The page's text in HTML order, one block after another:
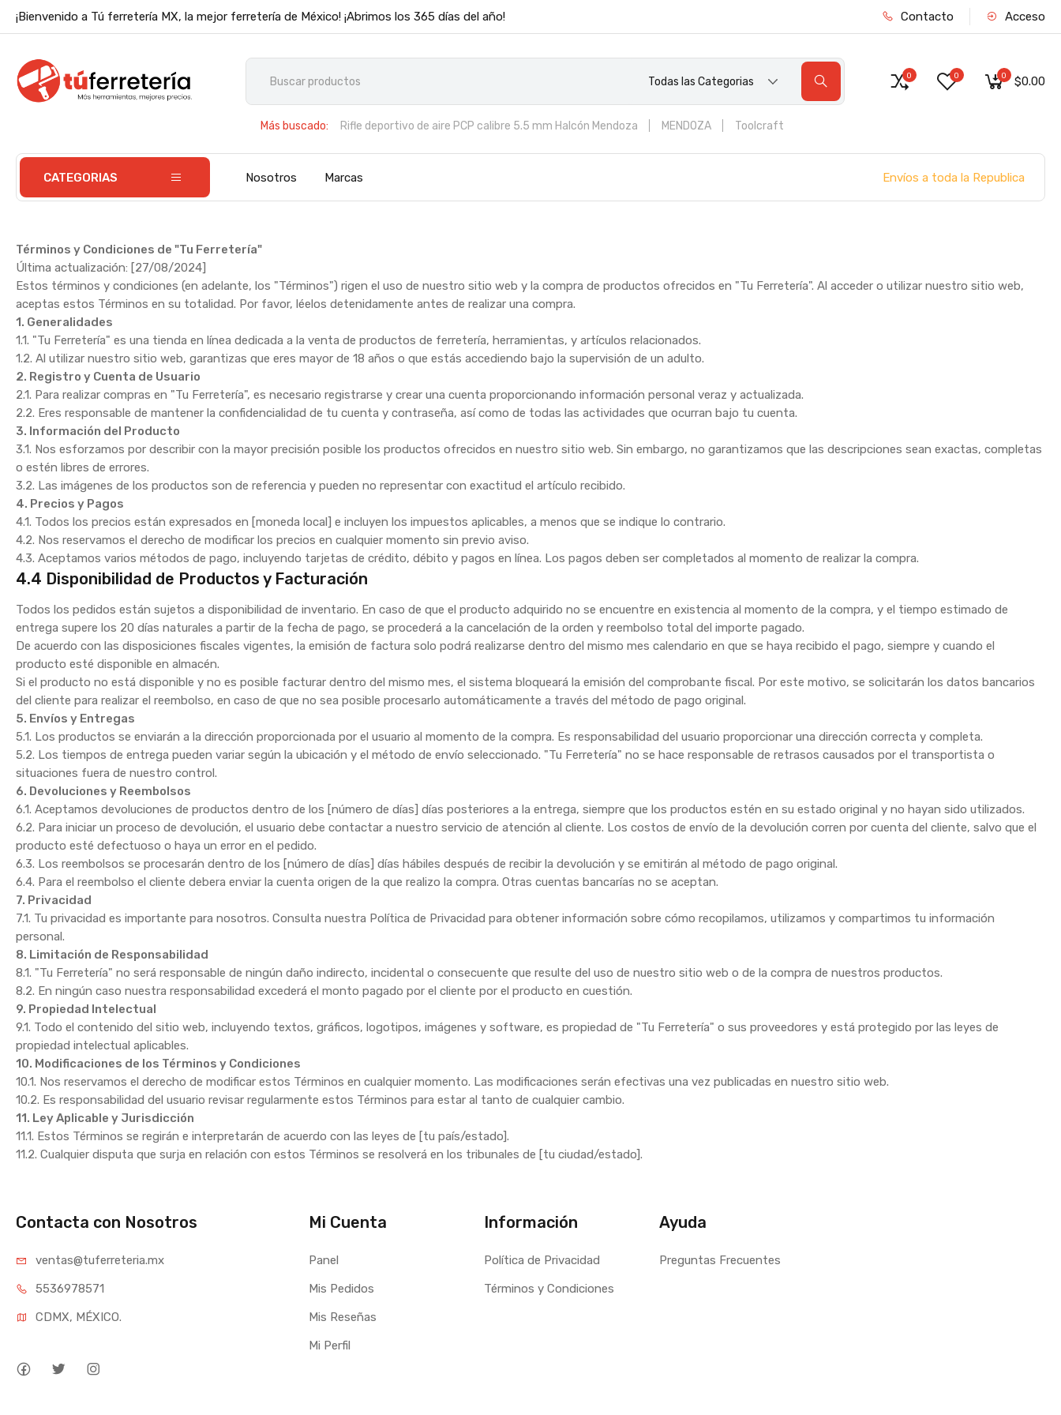
¡Bienvenido a Tú ferretería MX, la mejor ferretería de México! ¡Abrimos los 365 días del año! Contacto Acceso
Todas las Categorias
Más buscado: Rifle deportivo de aire PCP calibre 5.5 mm Halcón Mendoza MENDOZA
Toolcraft
0 0 0 $0.00
CATEGORIAS Nosotros Marcas Envíos a toda la Republica
Términos y Condiciones de "Tu Ferretería"
Última actualización: [27/08/2024]
Estos términos y condiciones (en adelante, los "Términos") rigen el uso de nuestro sitio web y la compra de productos ofrecidos en "Tu Ferretería". Al acceder o utilizar nuestro sitio web,
aceptas estos Términos en su totalidad. Por favor, léelos detenidamente antes de realizar una compra.
1. Generalidades
1.1. "Tu Ferretería" es una tienda en línea dedicada a la venta de productos de ferretería, herramientas, y artículos relacionados.
1.2. Al utilizar nuestro sitio web, garantizas que eres mayor de 18 años o que estás accediendo bajo la supervisión de un adulto.
2. Registro y Cuenta de Usuario
2.1. Para realizar compras en "Tu Ferretería", es necesario registrarse y crear una cuenta proporcionando información personal veraz y actualizada.
2.2. Eres responsable de mantener la confidencialidad de tu cuenta y contraseña, así como de todas las actividades que ocurran bajo tu cuenta.
3. Información del Producto
3.1. Nos esforzamos por describir con la mayor precisión posible los productos ofrecidos en nuestro sitio web. Sin embargo, no garantizamos que las descripciones sean exactas, completas
o estén libres de errores.
3.2. Las imágenes de los productos son de referencia y pueden no representar con exactitud el artículo recibido.
4. Precios y Pagos
4.1. Todos los precios están expresados en [moneda local] e incluyen los impuestos aplicables, a menos que se indique lo contrario.
4.2. Nos reservamos el derecho de modificar los precios en cualquier momento sin previo aviso.
4.3. Aceptamos varios métodos de pago, incluyendo tarjetas de crédito, débito y pagos en línea. Los pagos deben ser completados al momento de realizar la compra.
4.4 Disponibilidad de Productos y Facturación
Todos los pedidos están sujetos a disponibilidad de inventario. En caso de que el producto adquirido no se encuentre en existencia al momento de la compra, y el tiempo estimado de
entrega supere los 20 días naturales a partir de la fecha de pago, se procederá a la cancelación de la orden y reembolso total del importe pagado.
De acuerdo con las disposiciones fiscales vigentes, la emisión de factura solo podrá realizarse dentro del mismo mes calendario en que se haya recibido el pago, siempre y cuando el
producto esté disponible en almacén.
Si el producto no está disponible y no es posible facturar dentro del mismo mes, el sistema bloqueará la emisión del comprobante fiscal. Por este motivo, se solicitarán los datos bancarios
del cliente para realizar el reembolso, en caso de que no sea posible procesarlo automáticamente a través del método de pago original.
5. Envíos y Entregas
5.1. Los productos se enviarán a la dirección proporcionada por el usuario al momento de la compra. Es responsabilidad del usuario proporcionar una dirección correcta y completa.
5.2. Los tiempos de entrega pueden variar según la ubicación y el método de envío seleccionado. "Tu Ferretería" no se hace responsable de retrasos causados por el transportista o
situaciones fuera de nuestro control.
6. Devoluciones y Reembolsos
6.1. Aceptamos devoluciones de productos dentro de los [número de días] días posteriores a la entrega, siempre que los productos estén en su estado original y no hayan sido utilizados.
6.2. Para iniciar un proceso de devolución, el usuario debe contactar a nuestro servicio de atención al cliente. Los costos de envío de la devolución corren por cuenta del cliente, salvo que el
producto esté defectuoso o haya un error en el pedido.
6.3. Los reembolsos se procesarán dentro de los [número de días] días hábiles después de recibir la devolución y se emitirán al método de pago original.
6.4. Para el reembolso el cliente debera enviar la cuenta origen de la que realizo la compra. Otras cuentas bancarías no se aceptan.
7. Privacidad
7.1. Tu privacidad es importante para nosotros. Consulta nuestra Política de Privacidad para obtener información sobre cómo recopilamos, utilizamos y compartimos tu información
personal.
8. Limitación de Responsabilidad
8.1. "Tu Ferretería" no será responsable de ningún daño indirecto, incidental o consecuente que resulte del uso de nuestro sitio web o de la compra de nuestros productos.
8.2. En ningún caso nuestra responsabilidad excederá el monto pagado por el cliente por el producto en cuestión.
9. Propiedad Intelectual
9.1. Todo el contenido del sitio web, incluyendo textos, gráficos, logotipos, imágenes y software, es propiedad de "Tu Ferretería" o sus proveedores y está protegido por las leyes de
propiedad intelectual aplicables.
10. Modificaciones de los Términos y Condiciones
10.1. Nos reservamos el derecho de modificar estos Términos en cualquier momento. Las modificaciones serán efectivas una vez publicadas en nuestro sitio web.
10.2. Es responsabilidad del usuario revisar regularmente estos Términos para estar al tanto de cualquier cambio.
11. Ley Aplicable y Jurisdicción
11.1. Estos Términos se regirán e interpretarán de acuerdo con las leyes de [tu país/estado].
11.2. Cualquier disputa que surja en relación con estos Términos se resolverá en los tribunales de [tu ciudad/estado].
Contacta con Nosotros
ventas@tuferreteria.mx
5536978571
CDMX, MÉXICO.
Mi Cuenta
Panel
Mis Pedidos
Mis Reseñas
Mi Perfil
Información
Política de Privacidad
Términos y Condiciones
Ayuda
Preguntas Frecuentes